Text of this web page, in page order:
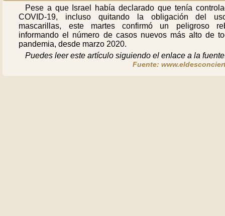
Pese a que Israel había declarado que tenía
COVID-19, incluso quitando la obligación del
mascarillas, este martes confirmó un peligroso
informando el número de casos nuevos más alto de
pandemia, desde marzo 2020.
Puedes leer este artículo siguiendo el enlace a la
Fuente: